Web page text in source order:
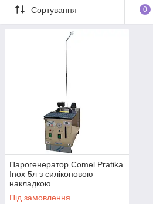
У нашій пропозиції також є
парогенератором або без нього.
всмоктування та електропідігрів,
матеріали зберігають хорошу
місця. Професійна промислова
все! Крім того, в нашому магазині
прасування, відпарювачі,
багато різних деталей і
ознайомитися з нашою
Сортування 0
Парогенератор Comel Pratika
Inox 5л з силіконовою
накладкою
Під замовлення